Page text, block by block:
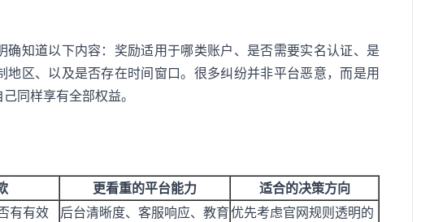
确知道以下内容：奖励适用于哪类账户、是否需要实名认证、是
区、以及是否存在时间窗口。很多纠纷并非平台恶意，而是用
同样享有全部权益。
更看重的平台能力 适合的决策方向
有有效
后台清晰度、客服响应、教育优先考虑官网规则透明的